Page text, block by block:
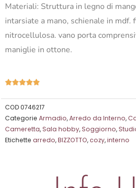
Materiali: Struttura in legno di
intarsiate a mano, schienale in mdf.
nitrocellulosa. vano porta
maniglie in ottone.
Valutazione
su
5
COD0746217
Categorie Armadio,Arredo da Interno,
Cameretta,Sala hobby,Soggiorno,
Etichette arredo,BIZZOTTO,cozy,interno